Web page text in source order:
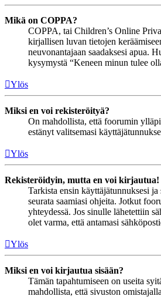
Mikä on COPPA?
COPPA, tai Children’s Online
kirjallisen luvan tietojen
neuvonantajaan saadaksesi apua.
kysymystä “Keneen minun tulee
Ylös
Miksi en voi rekisteröityä?
On mahdollista, että foorumin
estänyt valitsemasi
Ylös
Rekisteröidyin, mutta en voi kirjautua!
Tarkista ensin käyttäjätunnuksesi
seurata saamiasi ohjeita. Jotkut
yhteydessä. Jos sinulle lähetettiin
olet varma, että antamasi
Ylös
Miksi en voi kirjautua sisään?
Tämän tapahtumiseen on useita
mahdollista, että sivuston